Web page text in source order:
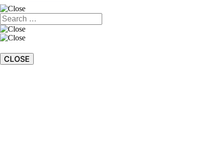
CLOSE